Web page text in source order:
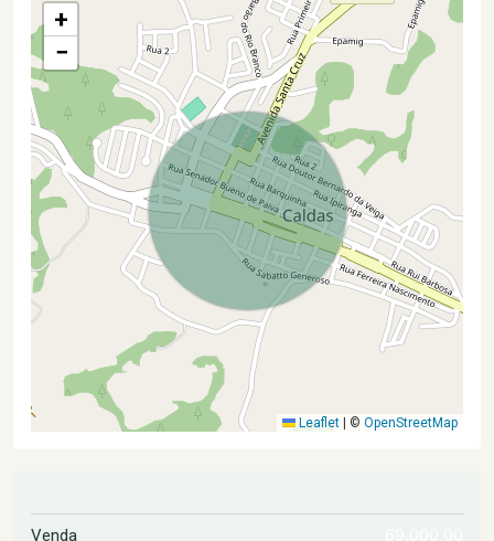
+
−
Leaflet © OpenStreetMap
Venda